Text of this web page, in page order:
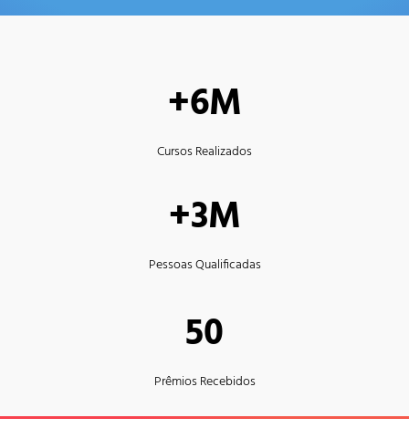
+6M
Cursos Realizados
+3M
Pessoas Qualificadas
50
Prêmios Recebidos